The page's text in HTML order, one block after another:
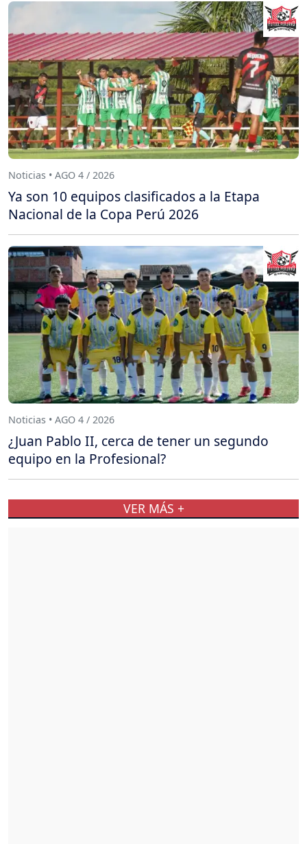
Noticias • AGO 4 / 2026
Ya son 10 equipos clasificados a la Etapa
Nacional de la Copa Perú 2026
Noticias • AGO 4 / 2026
¿Juan Pablo II, cerca de tener un segundo
equipo en la Profesional?
VER MÁS +